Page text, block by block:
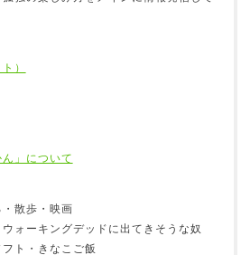
）
ん」について
・散歩・映画
ウォーキングデッドに出てきそうな奴
フト・きなこご飯